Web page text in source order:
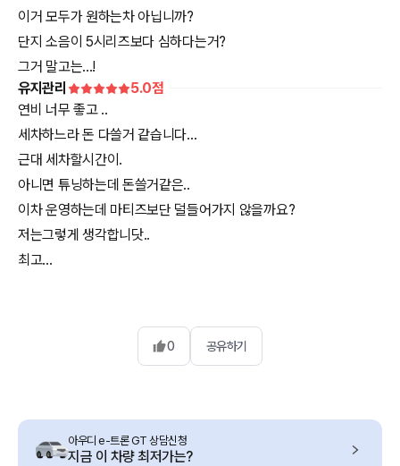
이거 모두가 원하는차 아닙니까?
단지 소음이 5시리즈보다 심하다는거?
그거 말고는...!
유지관리
5.0점
연비 너무 좋고 ..
세차하느라 돈 다쓸거 같습니다...
근대 세차할시간이.
아니면 튜닝하는데 돈쓸거같은..
이차 운영하는데 마티즈보단 덜들어가지 않을까요?
저는그렇게 생각합니닷..
0 공유하기
아우디 e-트론 GT 상담신청
지금 이 차량 최저가는?